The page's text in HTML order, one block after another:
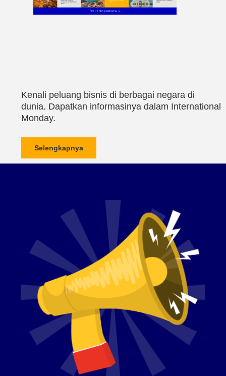
Kenali peluang bisnis di berbagai negara di
dunia. Dapatkan informasinya dalam International
Monday.
Selengkapnya